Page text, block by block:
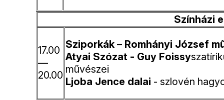
Színházi
17.00
—
20.00
Sziporkák – Romhányi József
Atyai Szózat - Guy Foissy
művészei
Ljoba Jence dalai - szlovén